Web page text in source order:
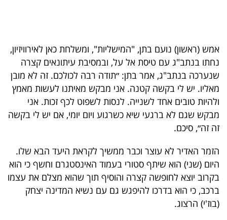
TOP-
5
המילון
הכלכלי
פודקאסט
40
UNDER
40
אמש (ראשון) נועם בתן, "המישליות", ומשלחת כאן לאירוויזיון,
נחתו בנתב"ג עם טיסת אל על, ובמסיבת עיתונאים קצרה
שנערכה בנתב"ג, אמר בתן: ״תודה רבה לכולכם. זה לא מובן
מאליו. יש לי בקשה קטנה. אני מבקש מאיתנו לעשות מאמץ
ולהיות טובים אחד לשנייה. לנסות לשפוט לכף זכות. אני
מבקש שגם לא ברגעי שיא כשרגוע ויום יומי, אם יש לי בקשה
זה זה״, סיכם.
הזמר האדיר לא עוצר וכבר ממשיך לקראת היעד הבא שלו.
היום (שני) הוא שיתף סטורי בעמוד האינסטגרם וחשף כי הוא
בקרוב יוצא לחופשה קצרה והוסיף תוך שהוא מצלם את עצמו
ברכב, כי הוא בדרכו להיפגש גם עם נשיא המדינה יצחק
(בוז'י) הרצוג.